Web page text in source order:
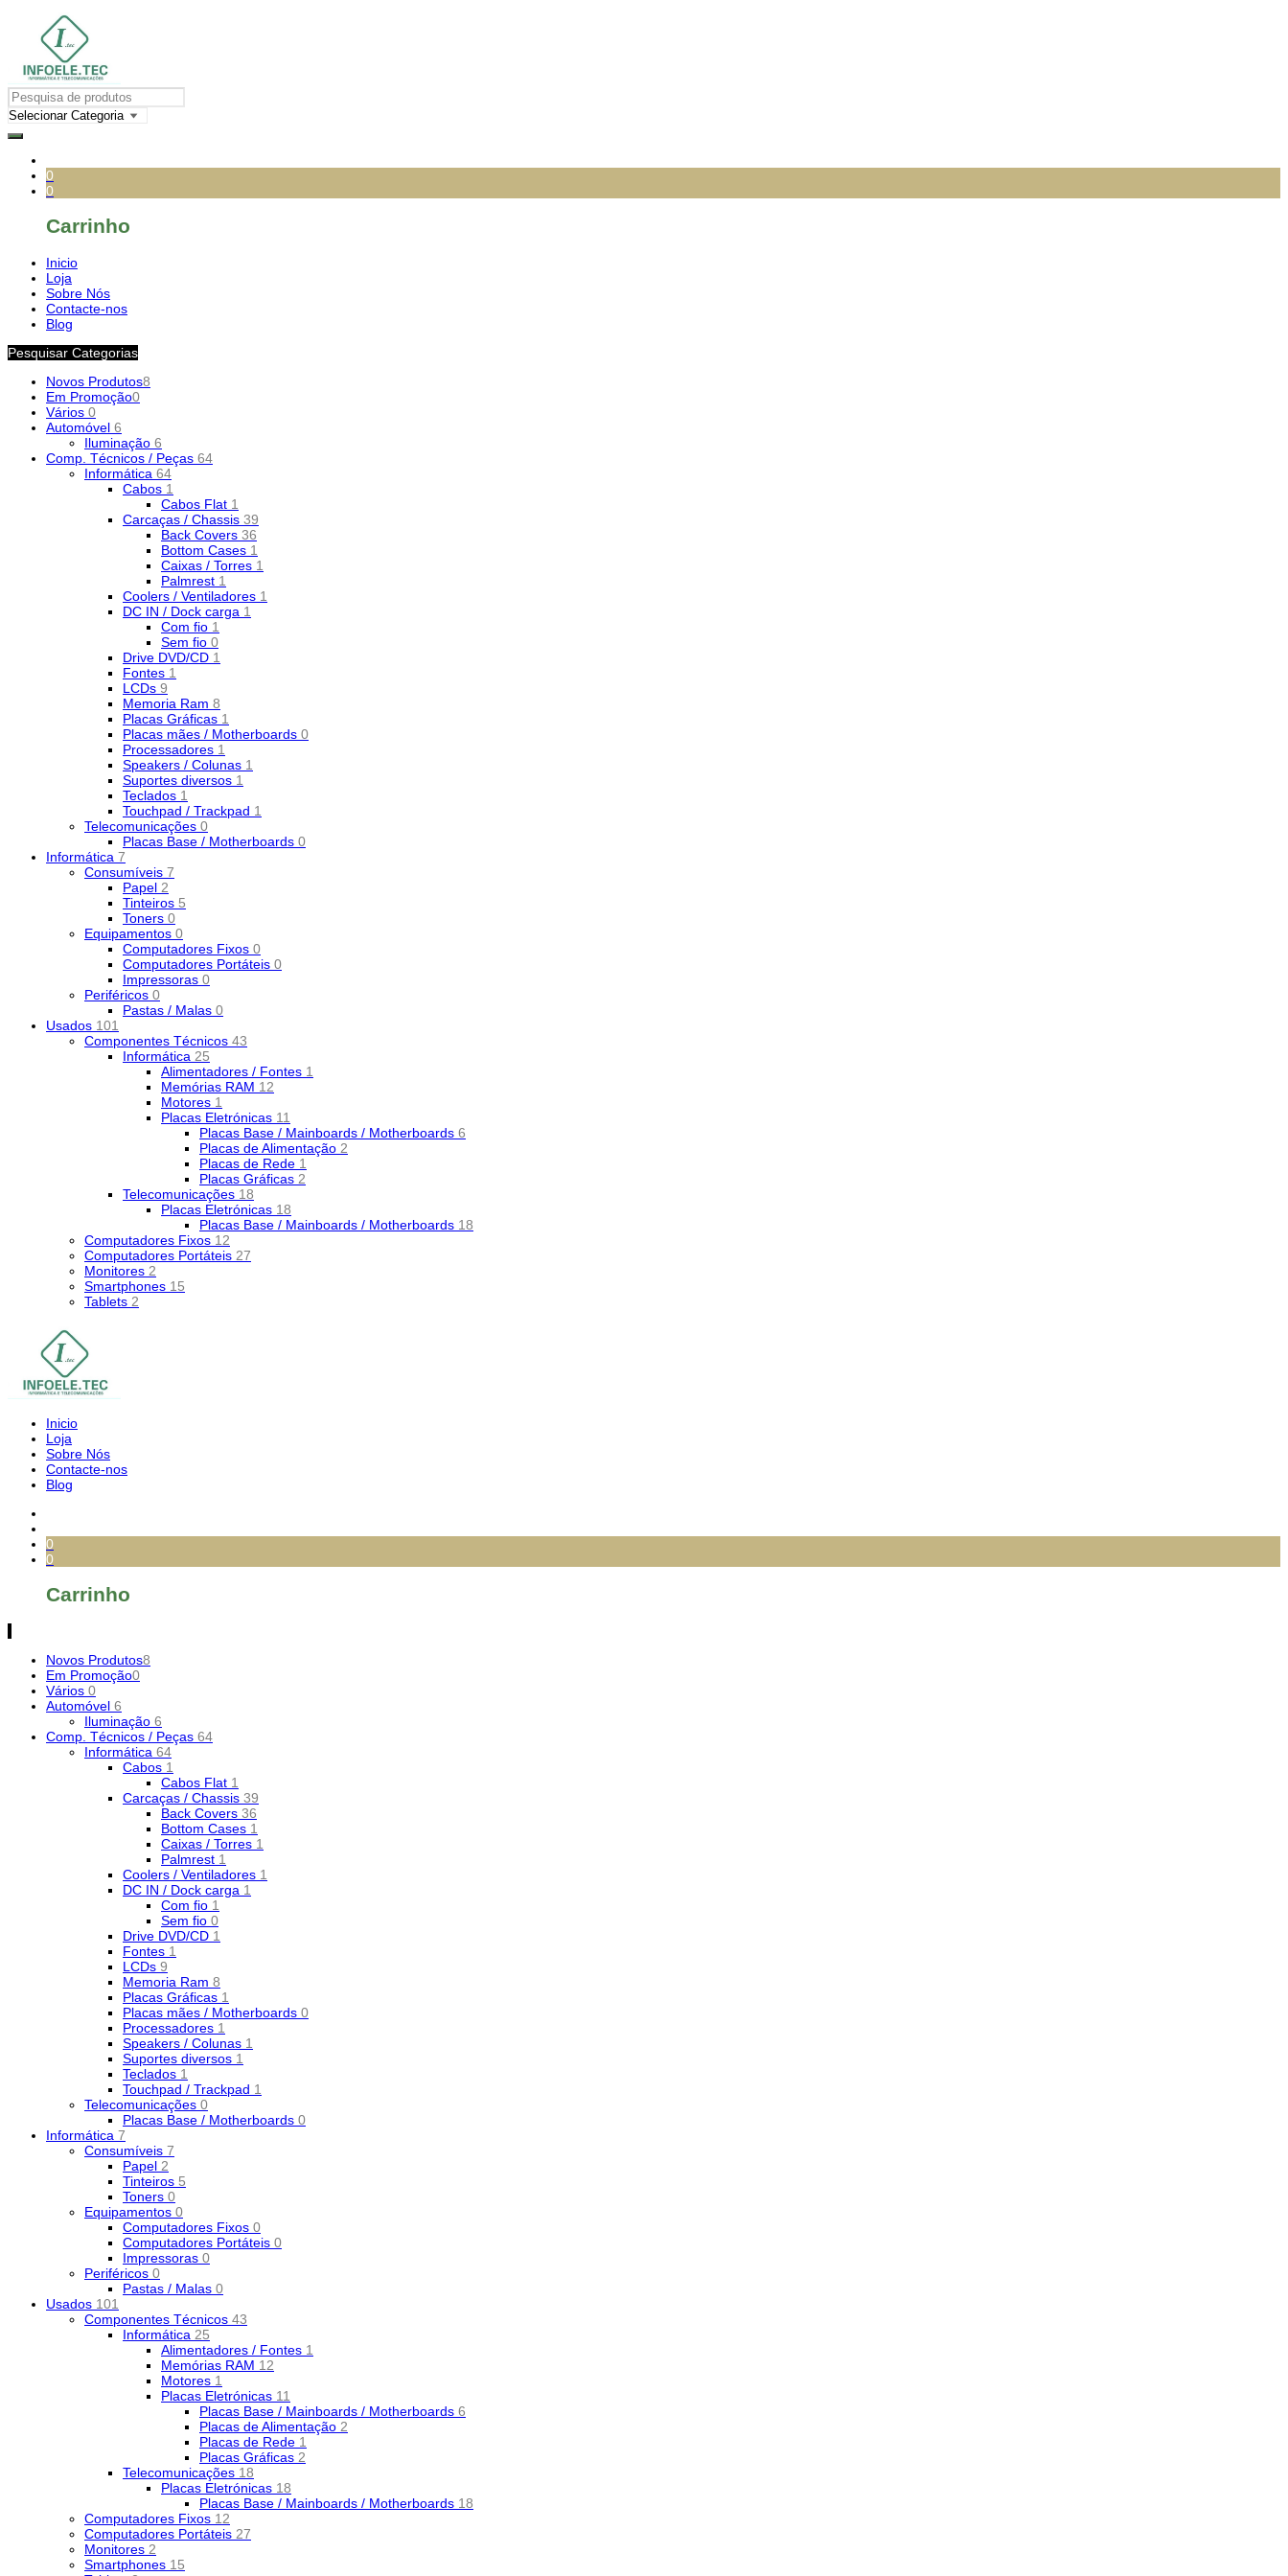
0
0
Carrinho
Inicio
Loja
Sobre Nós
Contacte-nos
Blog
Pesquisar Categorias
Novos Produtos8
Em Promoção0
Vários 0
Automóvel 6
Iluminação 6
Comp. Técnicos / Peças 64
Informática 64
Cabos 1
Cabos Flat 1
Carcaças / Chassis 39
Back Covers 36
Bottom Cases 1
Caixas / Torres 1
Palmrest 1
Coolers / Ventiladores 1
DC IN / Dock carga 1
Com fio 1
Sem fio 0
Drive DVD/CD 1
Fontes 1
LCDs 9
Memoria Ram 8
Placas Gráficas 1
Placas mães / Motherboards 0
Processadores 1
Speakers / Colunas 1
Suportes diversos 1
Teclados 1
Touchpad / Trackpad 1
Telecomunicações 0
Placas Base / Motherboards 0
Informática 7
Consumíveis 7
Papel 2
Tinteiros 5
Toners 0
Equipamentos 0
Computadores Fixos 0
Computadores Portáteis 0
Impressoras 0
Periféricos 0
Pastas / Malas 0
Usados 101
Componentes Técnicos 43
Informática 25
Alimentadores / Fontes 1
Memórias RAM 12
Motores 1
Placas Eletrónicas 11
Placas Base / Mainboards / Motherboards 6
Placas de Alimentação 2
Placas de Rede 1
Placas Gráficas 2
Telecomunicações 18
Placas Eletrónicas 18
Placas Base / Mainboards / Motherboards 18
Computadores Fixos 12
Computadores Portáteis 27
Monitores 2
Smartphones 15
Tablets 2
Inicio
Loja
Sobre Nós
Contacte-nos
Blog
0
0
Carrinho
Novos Produtos8
Em Promoção0
Vários 0
Automóvel 6
Iluminação 6
Comp. Técnicos / Peças 64
Informática 64
Cabos 1
Cabos Flat 1
Carcaças / Chassis 39
Back Covers 36
Bottom Cases 1
Caixas / Torres 1
Palmrest 1
Coolers / Ventiladores 1
DC IN / Dock carga 1
Com fio 1
Sem fio 0
Drive DVD/CD 1
Fontes 1
LCDs 9
Memoria Ram 8
Placas Gráficas 1
Placas mães / Motherboards 0
Processadores 1
Speakers / Colunas 1
Suportes diversos 1
Teclados 1
Touchpad / Trackpad 1
Telecomunicações 0
Placas Base / Motherboards 0
Informática 7
Consumíveis 7
Papel 2
Tinteiros 5
Toners 0
Equipamentos 0
Computadores Fixos 0
Computadores Portáteis 0
Impressoras 0
Periféricos 0
Pastas / Malas 0
Usados 101
Componentes Técnicos 43
Informática 25
Alimentadores / Fontes 1
Memórias RAM 12
Motores 1
Placas Eletrónicas 11
Placas Base / Mainboards / Motherboards 6
Placas de Alimentação 2
Placas de Rede 1
Placas Gráficas 2
Telecomunicações 18
Placas Eletrónicas 18
Placas Base / Mainboards / Motherboards 18
Computadores Fixos 12
Computadores Portáteis 27
Monitores 2
Smartphones 15